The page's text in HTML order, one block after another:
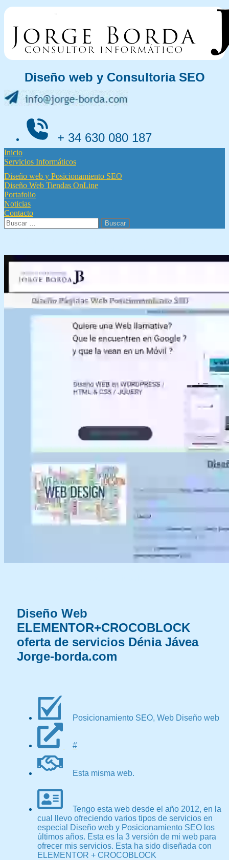
Ir
contenido
Diseño web y Consultoria SEO
+ 34 630 080 187
Inicio
Servicios Informáticos
Diseño web y Posicionamiento SEO
Diseño Web Tiendas OnLine
Portafolio
Noticias
Contacto
Buscar:
Diseño Web
ELEMENTOR+CROCOBLOCK
oferta de servicios Dénia Jávea
Jorge-borda.com
Posicionamiento SEO, Web Diseño web
#
Esta misma web.
Tengo esta web desde el año 2012, en la
cual llevo ofreciendo varios tipos de servicios en
especial Diseño web y Posicionamiento SEO los
últimos años. Esta es la 3 versión de mi web para
ofrecer mis servicios. Esta ha sido diseñada con
ELEMENTOR + CROCOBLOCK